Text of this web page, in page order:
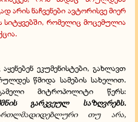
არის ნაჩვენები ავტორისვე მიერ
რომელიც მოცემულია
ეკუმენისტები, გახლავთ
წმიდა სამების სახელით.
მიტროპოლიტი წერს:
გარკვეულ საზღვრებს.
თუ არა,